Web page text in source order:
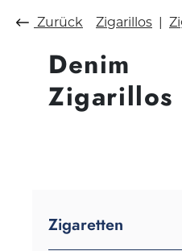
Zurück Zigarillos
Denim
Zigarillos
Zigaretten